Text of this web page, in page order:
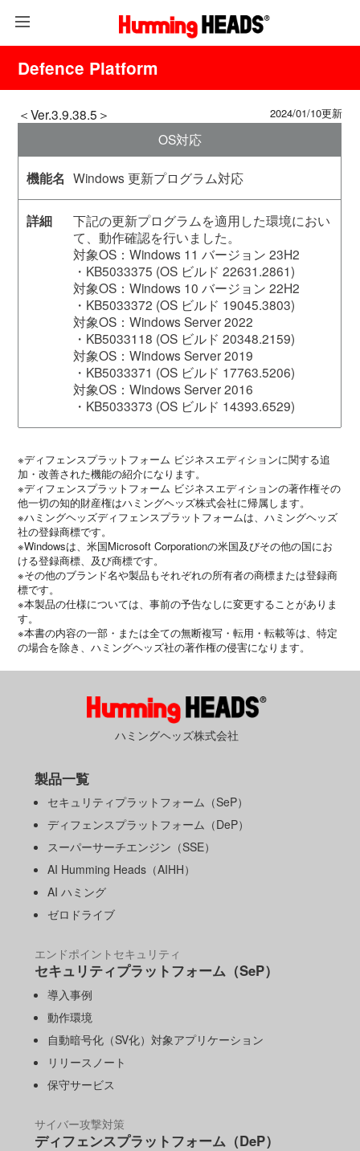
Defence Platform
＜Ver.3.9.38.5＞ 2024/01/10更新
OS対応
Windows 更新プログラム対応
下記の更新プログラムを適用した環境におい
て、動作確認を行いました。
対象OS：Windows 11 バージョン 23H2
・KB5033375 (OS ビルド 22631.2861)
対象OS：Windows 10 バージョン 22H2
・KB5033372 (OS ビルド 19045.3803)
対象OS：Windows Server 2022
・KB5033118 (OS ビルド 20348.2159)
対象OS：Windows Server 2019
・KB5033371 (OS ビルド 17763.5206)
対象OS：Windows Server 2016
・KB5033373 (OS ビルド 14393.6529)
※ディフェンスプラットフォーム ビジネスエディションに関する追
加・改善された機能の紹介になります。
※ディフェンスプラットフォーム ビジネスエディションの著作権その
他一切の知的財産権はハミングヘッズ株式会社に帰属します。
※ハミングヘッズディフェンスプラットフォームは、ハミングヘッズ
社の登録商標です。
※Windowsは、米国Microsoft Corporationの米国及びその他の国にお
ける登録商標、及び商標です。
※その他のブランド名や製品もそれぞれの所有者の商標または登録商
標です。
※本製品の仕様については、事前の予告なしに変更することがありま
す。
※本書の内容の一部・または全ての無断複写・転用・転載等は、特定
の場合を除き、ハミングヘッズ社の著作権の侵害になります。
ハミングヘッズ株式会社
製品一覧
セキュリティプラットフォーム（SeP）
ディフェンスプラットフォーム（DeP）
スーパーサーチエンジン（SSE）
AI Humming Heads（AIHH）
AI ハミング
ゼロドライブ
エンドポイントセキュリティ
セキュリティプラットフォーム（SeP）
導入事例
動作環境
自動暗号化（SV化）対象アプリケーション
リリースノート
保守サービス
サイバー攻撃対策
ディフェンスプラットフォーム（DeP）